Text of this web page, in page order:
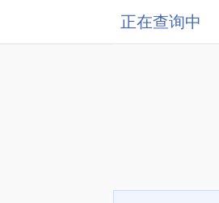
正在查询中